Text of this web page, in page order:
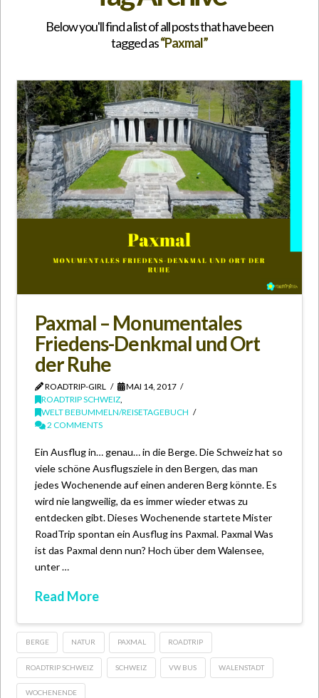
Below you'll find a list of all posts that have been
tagged as“Paxmal”
Paxmal – Monumentales
Friedens-Denkmal und Ort
der Ruhe
ROADTRIP-GIRL
MAI 14, 2017
ROADTRIP SCHWEIZ
WELT BEBUMMELN/REISETAGEBUCH
2 COMMENTS
Ein Ausflug in… genau… in die Berge. Die Schweiz hat so
viele schöne Ausflugsziele in den Bergen, das man
jedes Wochenende auf einen anderen Berg könnte. Es
wird nie langweilig, da es immer wieder etwas zu
entdecken gibt. Dieses Wochenende startete Mister
RoadTrip spontan ein Ausflug ins Paxmal. Paxmal Was
ist das Paxmal denn nun? Hoch über dem Walensee,
unter …
Read More
BERGE NATUR PAXMAL ROADTRIP
ROADTRIP SCHWEIZ SCHWEIZ VW BUS WALENSTADT
WOCHENENDE